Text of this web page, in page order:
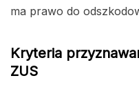
ma prawo do
Kryteria
ZUS